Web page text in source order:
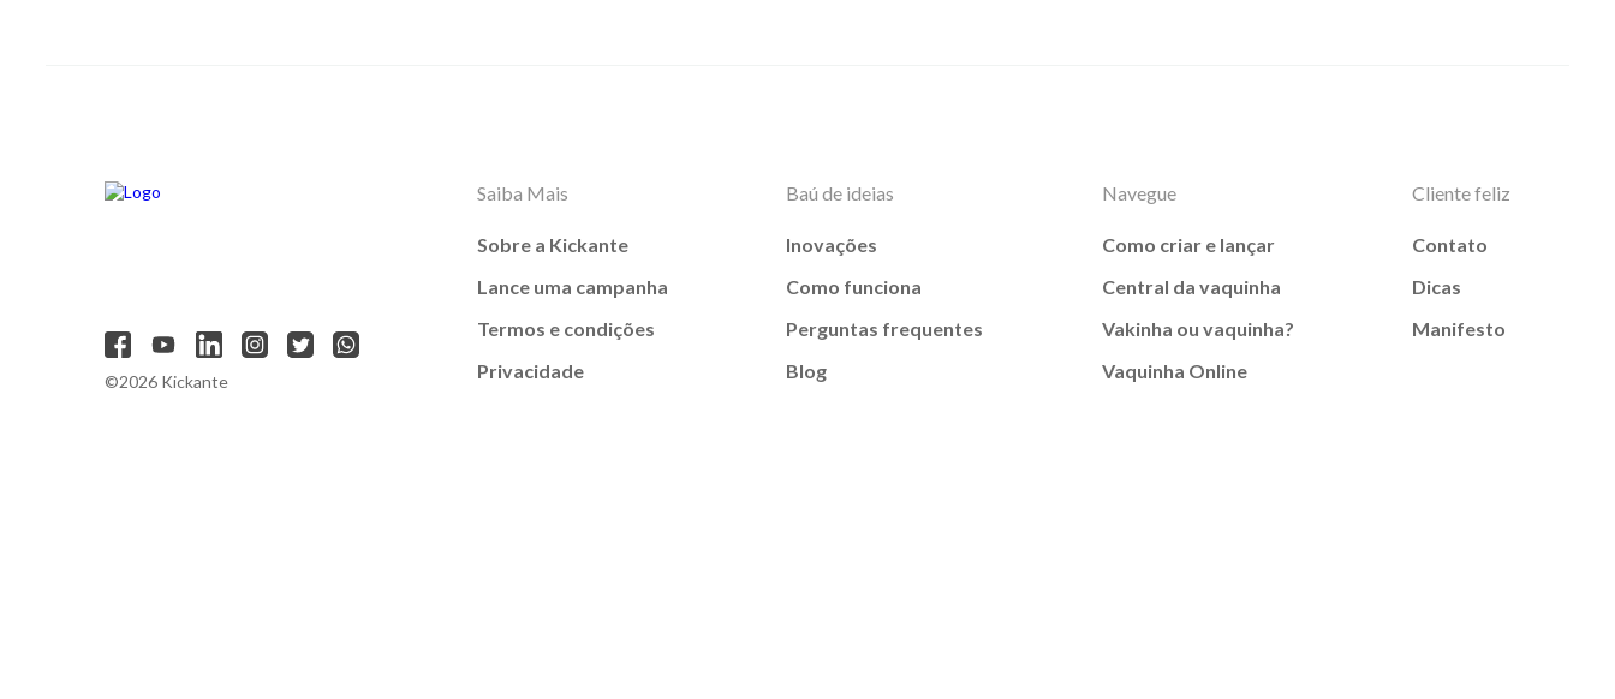
©2026 Kickante
Saiba Mais
Sobre a Kickante
Lance uma campanha
Termos e condições
Privacidade
Baú de ideias
Inovações
Como funciona
Perguntas frequentes
Blog
Navegue
Como criar e lançar
Central da vaquinha
Vakinha ou vaquinha?
Vaquinha Online
Cliente feliz
Contato
Dicas
Manifesto